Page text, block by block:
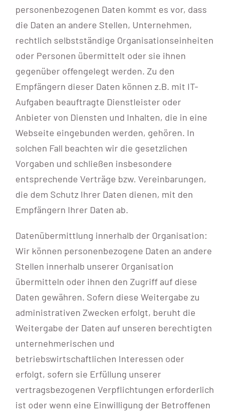
personenbezogenen Daten kommt es vor, dass
die Daten an andere Stellen, Unternehmen,
rechtlich selbstständige Organisationseinheiten
oder Personen übermittelt oder sie ihnen
gegenüber offengelegt werden. Zu den
Empfängern dieser Daten können z.B. mit IT-
Aufgaben beauftragte Dienstleister oder
Anbieter von Diensten und Inhalten, die in eine
Webseite eingebunden werden, gehören. In
solchen Fall beachten wir die gesetzlichen
Vorgaben und schließen insbesondere
entsprechende Verträge bzw. Vereinbarungen,
die dem Schutz Ihrer Daten dienen, mit den
Empfängern Ihrer Daten ab.
Datenübermittlung innerhalb der Organisation:
Wir können personenbezogene Daten an andere
Stellen innerhalb unserer Organisation
übermitteln oder ihnen den Zugriff auf diese
Daten gewähren. Sofern diese Weitergabe zu
administrativen Zwecken erfolgt, beruht die
Weitergabe der Daten auf unseren berechtigten
unternehmerischen und
betriebswirtschaftlichen Interessen oder
erfolgt, sofern sie Erfüllung unserer
vertragsbezogenen Verpflichtungen erforderlich
ist oder wenn eine Einwilligung der Betroffenen